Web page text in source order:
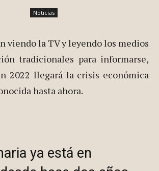
Noticias
viendo la TV y leyendo los medios
tradicionales para informarse,
2022 llegará la crisis económica
hasta ahora.
ya está en